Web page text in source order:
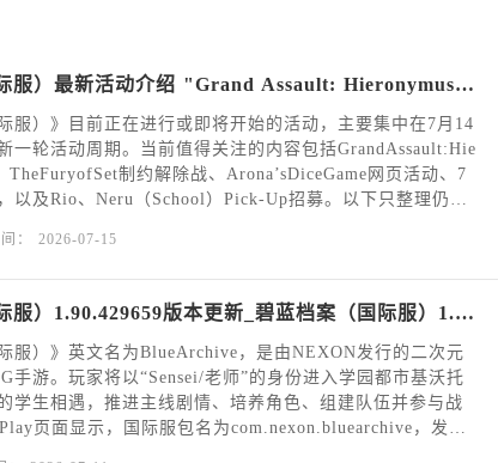
碧蓝档案（国际服）最新活动介绍 "Grand Assault: Hieronymus 城市战"
服）》目前正在进行或即将开始的活动，主要集中在7月14
一轮活动周期。当前值得关注的内容包括GrandAssault:Hie
TheFuryofSet制约解除战、Arona’sDiceGame网页活动、7
以及Rio、Neru（School）Pick-Up招募。以下只整理仍在
： 2026-07-15
碧蓝档案（国际服）1.90.429659版本更新_碧蓝档案（国际服）1.90.429659最新版下载安装
服）》英文名为BlueArchive，是由NEXON发行的二次元
手游。玩家将以“Sensei/老师”的身份进入学园都市基沃托
学生相遇，推进主线剧情、培养角色、组建队伍并参与战
页面显示，国际服包名为com.nexon.bluearchive，发行